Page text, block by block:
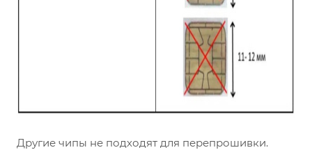
Другие чипы не подходят для перепрошивки.